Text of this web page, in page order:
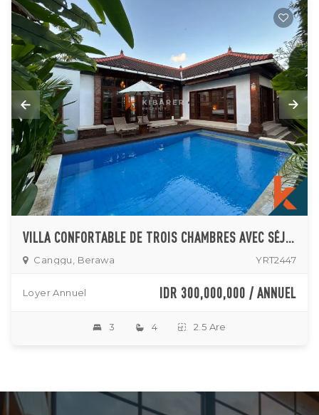
VILLA CONFORTABLE DE TROIS CHAMBRES AVEC SÉJOUR FERMÉ ET PISCINE PRIVÉE À CANGGU
Canggu, Berawa YRT2447
Loyer Annuel IDR 300,000,000 / ANNUEL
3 4 2.5 Are